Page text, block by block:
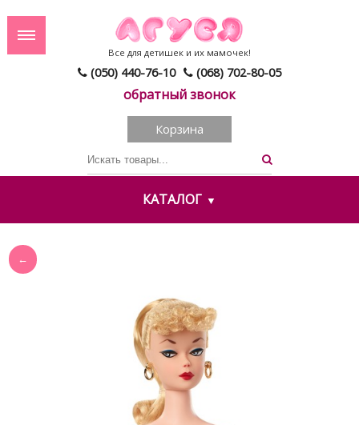
(050) 440-76-10 (068) 702-80-05
обратный звонок
Все для детишек и их мамочек!
Корзина
КАТАЛОГ